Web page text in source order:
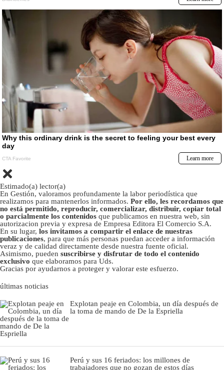
Estimado(a) lector(a)
En Gestión, valoramos profundamente la labor periodística que
realizamos para mantenerlos informados. Por ello, les recordamos que
no está permitido, reproducir, comercializar, distribuir, copiar total
o parcialmente los contenidos que publicamos en nuestra web, sin
autorizacion previa y expresa de Empresa Editora El Comercio S.A.
En su lugar, los invitamos a compartir el enlace de nuestras
publicaciones, para que más personas puedan acceder a información
veraz y de calidad directamente desde nuestra fuente oficial.
Asimismo, pueden suscribirse y disfrutar de todo el contenido
exclusivo que elaboramos para Uds.
Gracias por ayudarnos a proteger y valorar este esfuerzo.
últimas noticias
Explotan peaje en Colombia, un día después de
la toma de mando de De la Espriella
Perú y sus 16 feriados: los millones de
trabajadores que no gozan de estos días